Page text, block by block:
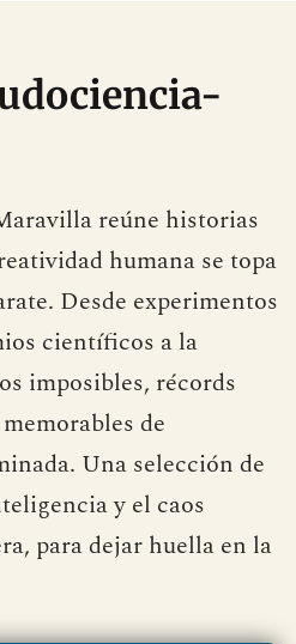
reúne historias
humana se topa
Desde experimentos
científicos a la
imposibles, récords
de
Una selección de
y el caos
para dejar huella en la